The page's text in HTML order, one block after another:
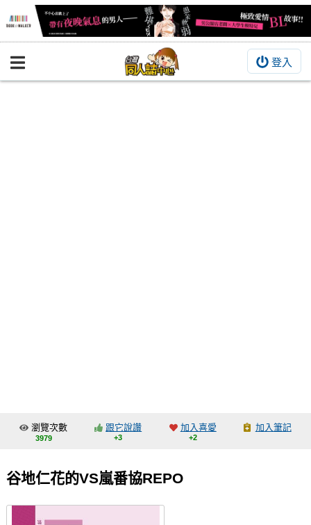
登入
BOOKY書集倉庫
交流中心
會員功能選單
瀏覽次數
3979
跟它說讚
+3
加入喜愛
+2
加入筆記
谷地仁花的VS嵐番協REPO